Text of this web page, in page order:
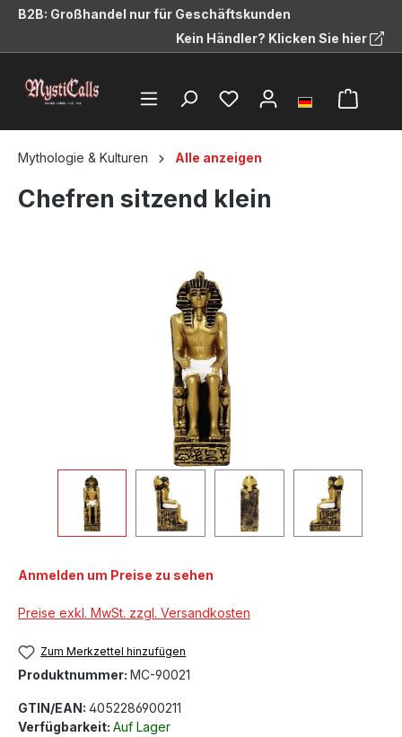
springen
B2B: Großhandel nur für Geschäftskunden
Kein Händler? Klicken Sie hier
Mythologie & Kulturen Alle anzeigen
Chefren sitzend klein
Anmelden um Preise zu sehen
Preise exkl. MwSt. zzgl. Versandkosten
Zum Merkzettel hinzufügen
Produktnummer: MC-90021
GTIN/EAN: 4052286900211
Verfügbarkeit: Auf Lager